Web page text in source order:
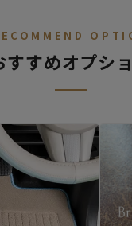
さい。
ファブリック シ
すすめオプシ